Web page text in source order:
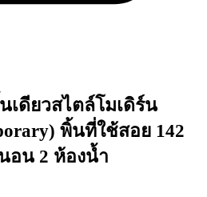
เดียวสไตล์โมเดิร์น
พิ้นที่ใช้สอย 142
อน 2 ห้องน้ำ